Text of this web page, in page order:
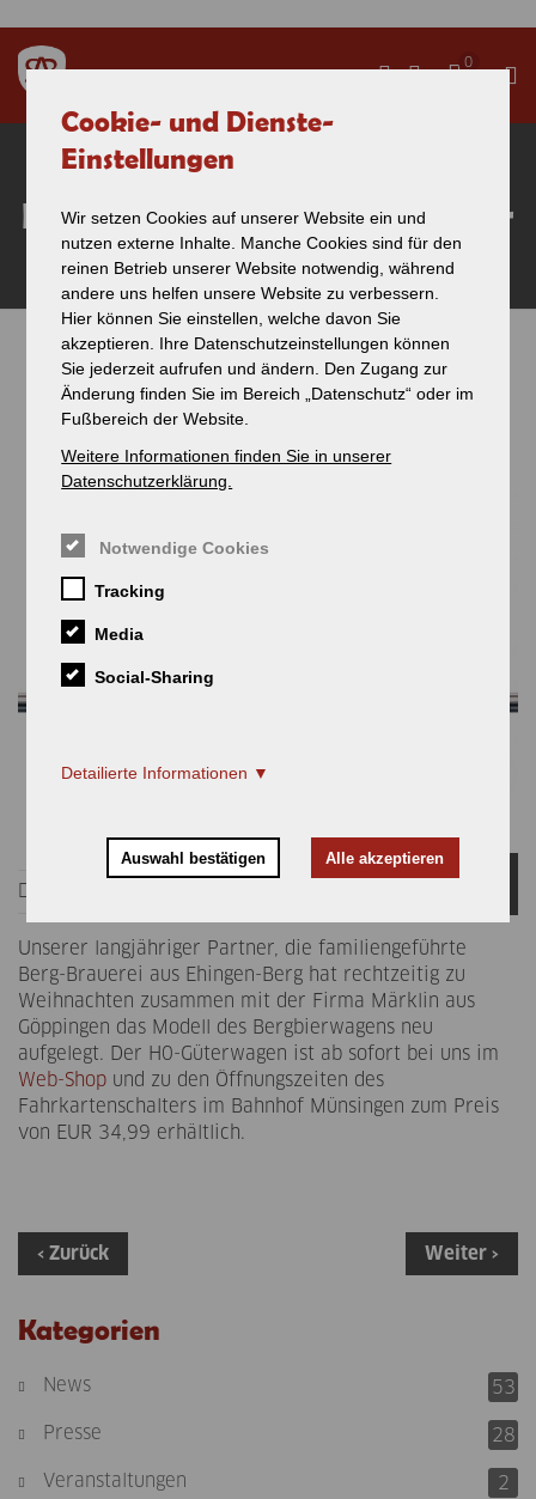
Cookie- und Dienste-
Einstellungen
Wir setzen Cookies auf unserer Website ein und
nutzen externe Inhalte. Manche Cookies sind für den
reinen Betrieb unserer Website notwendig, während
andere uns helfen unsere Website zu verbessern.
Hier können Sie einstellen, welche davon Sie
akzeptieren. Ihre Datenschutzeinstellungen können
Sie jederzeit aufrufen und ändern. Den Zugang zur
Änderung finden Sie im Bereich „Datenschutz“ oder im
Fußbereich der Website.
Weitere Informationen finden Sie in unserer
Datenschutzerklärung.
Notwendige Cookies
Tracking
Media
Social-Sharing
Detailierte Informationen
Auswahl bestätigen Alle akzeptieren
0
Der Berg-Bier-
Modellbahnwagen ist wieder
erhältlich!
Sie sind hier
Rechtzeitig zu Weihnachten bei uns im
Shop
Unserer langjähriger Partner, die familiengeführte
Berg-Brauerei aus Ehingen-Berg hat rechtzeitig zu
Weihnachten zusammen mit der Firma Märklin aus
Göppingen das Modell des Bergbierwagens neu
aufgelegt. Der H0-Güterwagen ist ab sofort bei uns im
Web-Shop und zu den Öffnungszeiten des
Fahrkartenschalters im Bahnhof Münsingen zum Preis
von EUR 34,99 erhältlich.
‹ Zurück Weiter ›
Kategorien
News
53
Presse
28
Veranstaltungen
2